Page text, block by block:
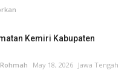
Kemiri Kabupaten
May 18, 2026 Jawa Tengah